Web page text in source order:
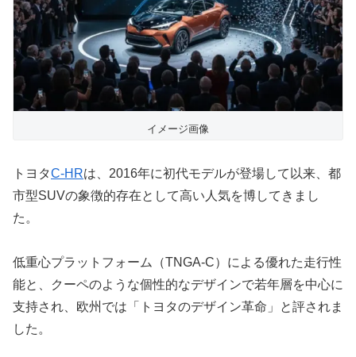
イメージ画像
トヨタC-HRは、2016年に初代モデルが登場して以来、都
市型SUVの象徴的存在として高い人気を博してきまし
た。
低重心プラットフォーム（TNGA-C）による優れた走行性
能と、クーペのような個性的なデザインで若年層を中心に
支持され、欧州では「トヨタのデザイン革命」と評されま
した。